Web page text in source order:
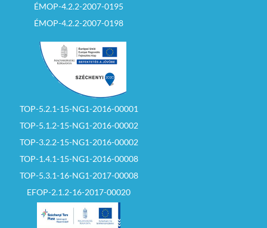
ÉMOP-4.2.2-2007-0195
ÉMOP-4.2.2-2007-0198
TOP-5.2.1-15-NG1-2016-00001
TOP-5.1.2-15-NG1-2016-00002
TOP-3.2.2-15-NG1-2016-00002
TOP-1.4.1-15-NG1-2016-00008
TOP-5.3.1-16-NG1-2017-00008
EFOP-2.1.2-16-2017-00020